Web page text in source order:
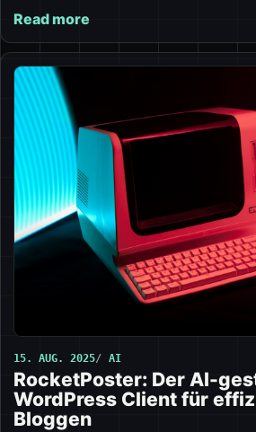
Read more
15. AUG. 2025 AI
RocketPoster: Der AI-
WordPress Client für
Bloggen